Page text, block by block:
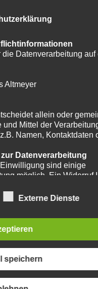
von ThemeZee.
Datenverarbeitung auf
Altmeyer
allein oder
Mittel der
Namen, Kontaktdaten
Datenverarbeitung
sind einige
möglich. Ein Widerruf
Mitteilung per E-Mail. Die
zuständigen
Falle eines
zu. Zuständige
Externe Dienste
speichern